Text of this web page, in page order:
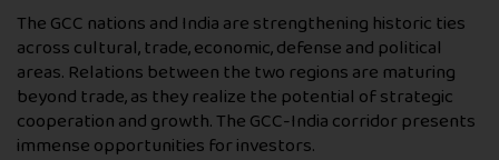
The GCC nations and India are strengthening historic ties
across cultural, trade, economic, defense and political
areas. Relations between the two regions are maturing
beyond trade, as they realize the potential of strategic
cooperation and growth. The GCC-India corridor presents
immense opportunities for investors.